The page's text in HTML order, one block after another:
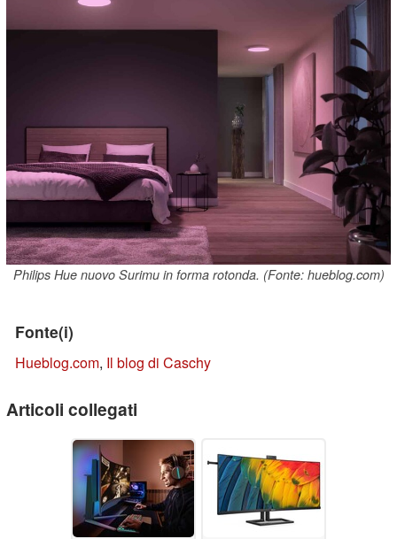
Philips Hue nuovo Surimu in forma rotonda. (Fonte: hueblog.com)
Fonte(i)
Hueblog.com, Il blog di Caschy
Articoli collegati